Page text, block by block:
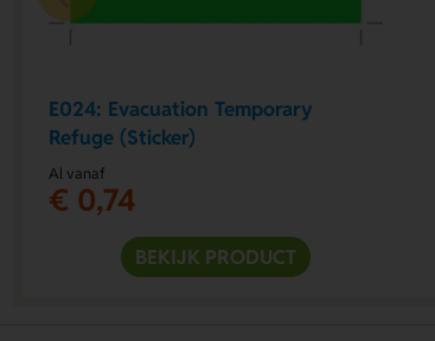
E024: Evacuation Temporary
Refuge (Sticker)
Al vanaf
€ 0,74
BEKIJK PRODUCT